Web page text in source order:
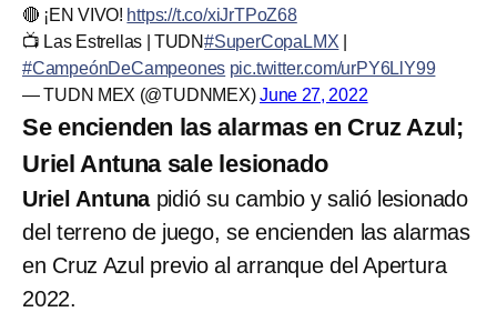
🔴 ¡EN VIVO! https://t.co/xiJrTPoZ68
📺 Las Estrellas | TUDN#SuperCopaLMX
#CampeónDeCampeones pic.twitter.com/urPY6LlY99
— TUDN MEX (@TUDNMEX)June 27, 2022
Se encienden las alarmas en Cruz Azul;
Uriel Antuna sale lesionado
Uriel Antunapidió su cambio y salió lesionado
del terreno de juego, se encienden las alarmas
en Cruz Azul previo al arranque del Apertura
2022.